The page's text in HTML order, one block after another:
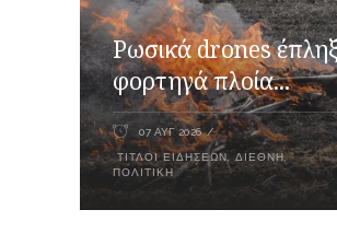
Ρωσικά drones
φορτηγά πλοία...
07 ΑΥΓ 2026
ΤΊΤΛΟΙ ΕΙΔΉΣΕΩΝ ΔΙΕΘΝΉ,
ΠΟΛΙΤΙΚΉ